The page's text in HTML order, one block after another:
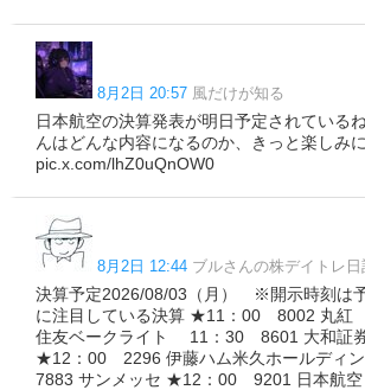
8月2日 20:57 風だけが知る
日本航空の決算発表が明日予定されている
んはどんな内容になるのか、きっと楽しみ
pic.x.com/lhZ0uQnOW0
8月2日 12:44 ブルさんの株デイトレ日
決算予定2026/08/03（月） ※開示時刻は
に注目している決算 ★11：00 8002 丸
住友ベークライト 11：30 8601 大和証
★12：00 2296 伊藤ハム米久ホールデ
7883 サンメッセ ★12：00 9201 日本航